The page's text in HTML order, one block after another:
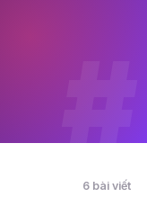
#
6 bài viết